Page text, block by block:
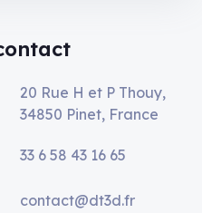
20 Rue H et P Thouy,
34850 Pinet, France
33 6 58 43 16 65
contact@dt3d.fr